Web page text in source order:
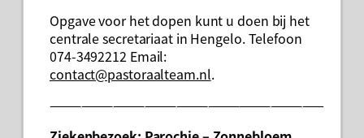
Opgave voor het dopen kunt u doen bij het
centrale secretariaat in Hengelo. Telefoon
074-3492212 Email:
contact@pastoraalteam.nl.
——————————————————————————